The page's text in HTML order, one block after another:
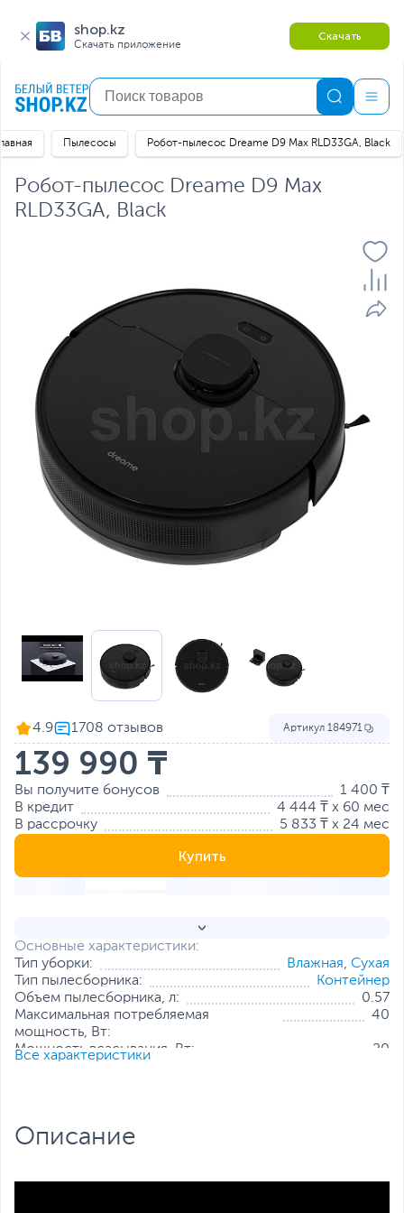
shop.kz
Скачать приложение
Скачать
Пылесосы Робот-пылесос Dreame D9 Max RLD33GA, Black
Робот-пылесос Dreame D9 Max
RLD33GA, Black
Основные характеристики:
Тип уборки:
Влажная, Сухая
Тип пылесборника:
Контейнер
Объем пылесборника, л:
0.57
Максимальная потребляемая
мощность, Вт:
40
Мощность всасывания, Вт:
20
Все характеристики
4.9 Артикул 184971
139 990 ₸
Вы получите бонусов
1 400 ₸
В кредит
4 444 ₸ x 60 мес
В рассрочку
5 833 ₸ x 24 мес
Купить
Описание